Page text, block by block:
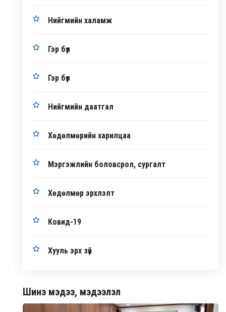
Нийгмийн халамж
Гэр бүл
Гэр бүл
Нийгмийн даатгал
Хөдөлмөрийн харилцаа
Мэргэжлийн боловсрол, сургалт
Хөдөлмөр эрхлэлт
Ковид-19
Хууль эрх зүй
Шинэ мэдээ, мэдээлэл